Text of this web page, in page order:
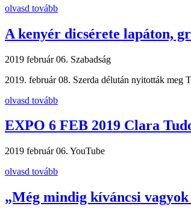
olvasd tovább
A kenyér dicsérete lapáton,
2019 február 06. Szabadság
2019. február 08. Szerda délután nyitották meg
olvasd tovább
EXPO 6 FEB 2019 Clara
2019 február 06. YouTube
olvasd tovább
„Még mindig kíváncsi